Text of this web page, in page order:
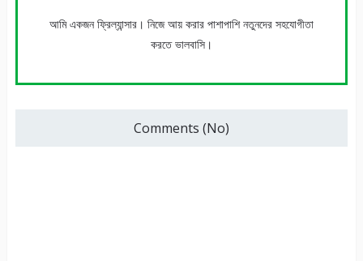
আমি একজন ফ্রিল্যান্সার। নিজে আয় করার পাশাপাশি নতুনদের সহযোগীতা
করতে ভালবাসি।
Comments (No)